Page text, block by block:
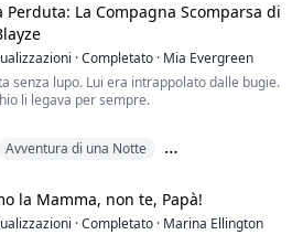
amava, così ha lasciato la casa nel cuore
Perduta: La Compagna Scomparsa di
·Completato · Mia Evergreen
senza lupo. Lui era intrappolato dalle bugie.
li legava per sempre.
dalla matrigna e dalla sorellastra.
l'erede Lycan, Blayze Kingston, si conclude
proibito che non avrebbe mai dovuto
Bandita con vergogna ...
Avventura di una Notte
la Mamma, non te, Papà!
·Completato · Marina Ellington